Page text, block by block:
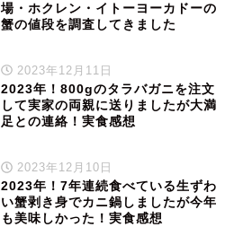
場・ホクレン・イトーヨーカドーの
蟹の値段を調査してきました
2023年12月11日
2023年！800gのタラバガニを注文
して実家の両親に送りましたが大満
足との連絡！実食感想
2023年12月10日
2023年！7年連続食べている生ずわ
い蟹剥き身でカニ鍋しましたが今年
も美味しかった！実食感想